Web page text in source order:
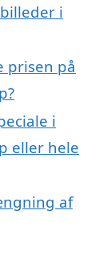
i
prisen på
i
eller hele
af